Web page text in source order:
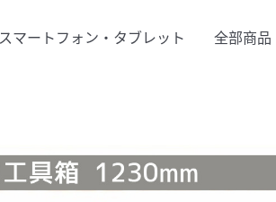
スマートフォン・タブレット 全部商品